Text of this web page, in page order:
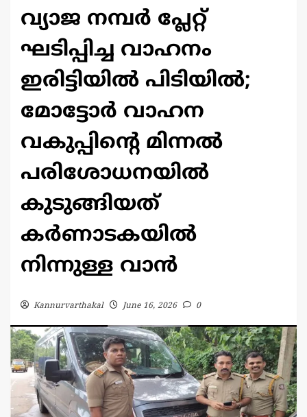
വ്യാജ നമ്പർ പ്ലേറ്റ്
ഘടിപ്പിച്ച വാഹനം
ഇരിട്ടിയിൽ പിടിയിൽ;
മോട്ടോർ വാഹന
വകുപ്പിന്റെ മിന്നൽ
പരിശോധനയിൽ
കുടുങ്ങിയത്
കർണാടകയിൽ
നിന്നുള്ള വാൻ
Kannurvarthakal June 16, 2026 0